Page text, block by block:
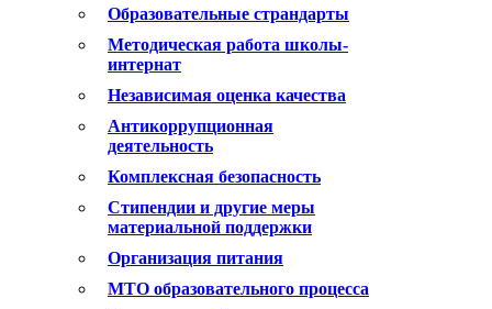
Образовательные страндарты
Методическая работа школы-
интернат
Независимая оценка качества
Антикоррупционная
деятельность
Комплексная безопасность
Стипендии и другие меры
материальной поддержки
Организация питания
МТО образовательного процесса